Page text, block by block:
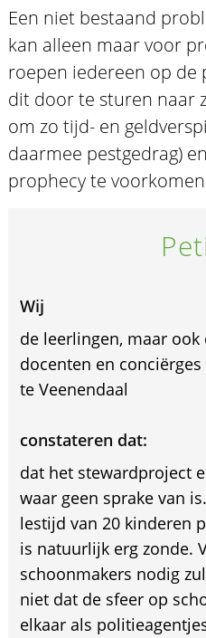
Een niet bestaand
kan alleen maar voor
roepen iedereen op de
dit door te sturen naar
om zo tijd- en
daarmee pestgedrag)
prophecy te
Wij
de leerlingen, maar
docenten en
te Veenendaal
constateren dat:
dat het stewardproject
waar geen sprake van
lestijd van 20 kinderen
is natuurlijk erg zonde.
schoonmakers nodig
niet dat de sfeer op
elkaar als